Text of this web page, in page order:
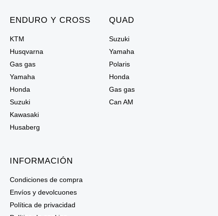
ENDURO Y CROSS
KTM
Husqvarna
Gas gas
Yamaha
Honda
Suzuki
Kawasaki
Husaberg
QUAD
Suzuki
Yamaha
Polaris
Honda
Gas gas
Can AM
INFORMACIÓN
Condiciones de compra
Envíos y devolcuones
Política de privacidad